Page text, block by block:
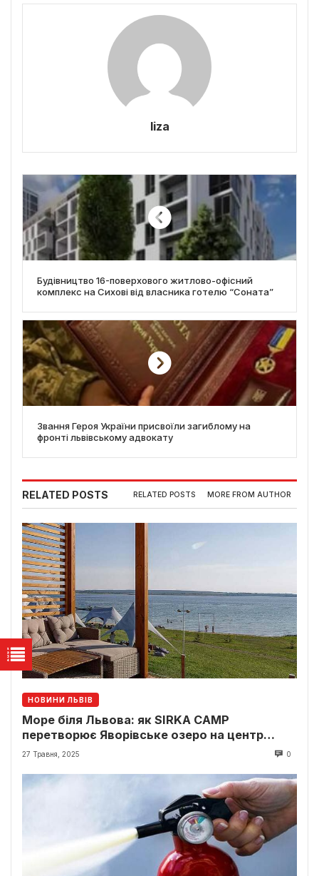
liza
Будівництво 16-поверхового житлово-офісний
комплекс на Сихові від власника готелю “Соната”
Звання Героя України присвоїли загиблому на
фронті львівському адвокату
RELATED POSTS RELATED POSTS MORE FROM AUTHOR
НОВИНИ ЛЬВІВ
Море біля Львова: як SIRKA CAMP
перетворює Яворівське озеро на центр
відпочинку
27 Травня, 2025 0